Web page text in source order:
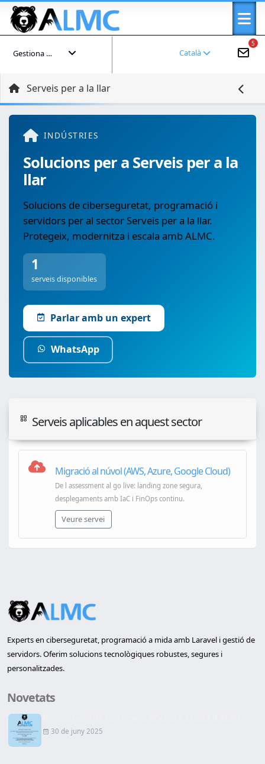
5
Català
Gestiona el teu compte
Serveis per a la llar
INDÚSTRIES
Solucions per a Serveis per a la
llar
Solucions de ciberseguretat, programació i
servidors per al sector Serveis per a la llar.
Protegeix, modernitza i escala amb ALMC.
1
serveis disponibles
Parlar amb un expert
WhatsApp
Serveis aplicables en aquest sector
Migració al núvol (AWS, Azure, Google Cloud)
De l assessment al go live: landing zone segura,
desplegaments amb IaC i FinOps continu.
Veure servei
Experts en ciberseguretat, programació a mida amb Laravel i gestió de
servidors. Oferim solucions tecnològiques robustes, segures i
personalitzades.
Novetats
30 de juny 2025